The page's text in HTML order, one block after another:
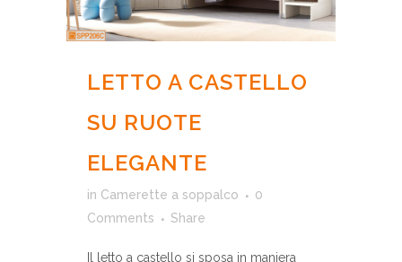
LETTO A CASTELLO
SU RUOTE
ELEGANTE
in Camerette a soppalco
0
Comments
Share
Il letto a castello si sposa in maniera